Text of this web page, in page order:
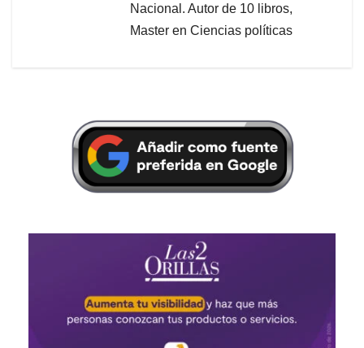
Nacional. Autor de 10 libros,
Master en Ciencias políticas